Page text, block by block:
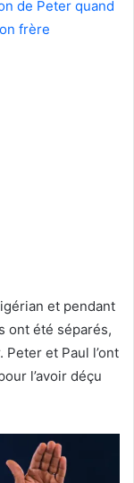
de Peter quand
frère
et pendant
ont été séparés,
et Paul l’ont
l’avoir déçu